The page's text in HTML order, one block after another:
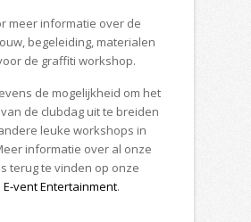
meer informatie over de
begeleiding, materialen
de graffiti workshop.
de mogelijkheid om het
de clubdag uit te breiden
leuke workshops in
informatie over al onze
terug te vinden op onze
E-vent Entertainment.